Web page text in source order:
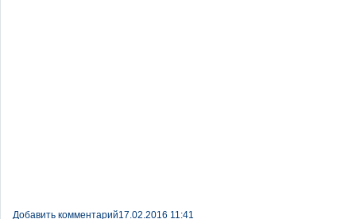
Добавить комментарий17.02.2016 11:41